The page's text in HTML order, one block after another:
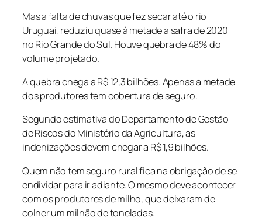
Mas a falta de chuvas que fez secar até o rio
Uruguai, reduziu quase à metade a safra de 2020
no Rio Grande do Sul. Houve quebra de 48% do
volume projetado.
A quebra chega a R$ 12,3 bilhões. Apenas a metade
dos produtores tem cobertura de seguro.
Segundo estimativa do Departamento de Gestão
de Riscos do Ministério da Agricultura, as
indenizações devem chegar a R$ 1,9 bilhões.
Quem não tem seguro rural fica na obrigação de se
endividar para ir adiante. O mesmo deve acontecer
com os produtores de milho, que deixaram de
colher um milhão de toneladas.